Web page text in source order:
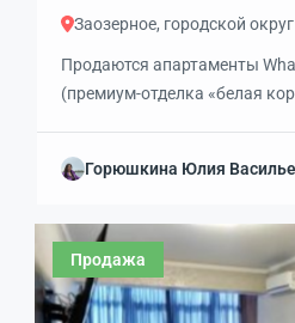
Заозерное, городской
Продаются апартаменты
(премиум-отделка «белая
работает на комфорт и
Отдельный детский бассейн
• Собственный пляж с
работы • […]
Горюшкина Юлия
Продажа